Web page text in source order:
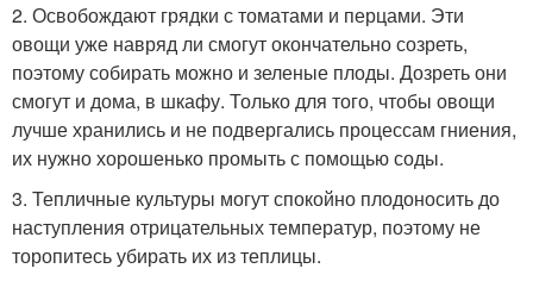
2. Освобождают грядки с томатами и перцами. Эти
овощи уже навряд ли смогут окончательно созреть,
поэтому собирать можно и зеленые плоды. Дозреть они
смогут и дома, в шкафу. Только для того, чтобы овощи
лучше хранились и не подвергались процессам гниения,
их нужно хорошенько промыть с помощью соды.
3. Тепличные культуры могут спокойно плодоносить до
наступления отрицательных температур, поэтому не
торопитесь убирать их из теплицы.